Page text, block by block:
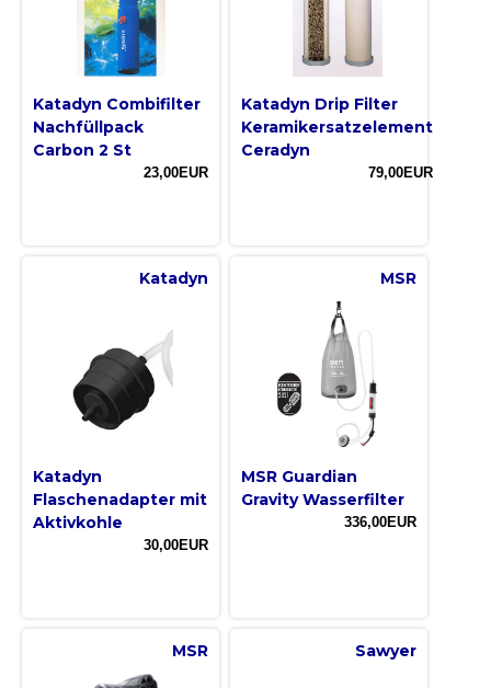
Katadyn Combifilter
Nachfüllpack
Carbon 2 St
23,00EUR
Katadyn Drip Filter
Keramikersatzelement
Ceradyn
79,00EUR
Katadyn
Katadyn
Flaschenadapter mit
Aktivkohle
30,00EUR
MSR
MSR Guardian
Gravity Wasserfilter
336,00EUR
MSR Sawyer